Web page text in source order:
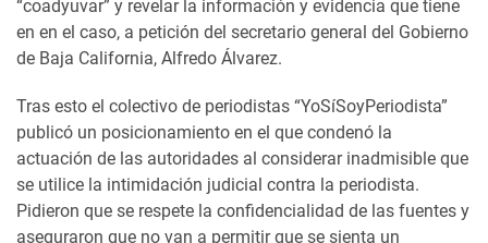
“coadyuvar” y revelar la información y evidencia que tiene
en en el caso, a petición del secretario general del Gobierno
de Baja California, Alfredo Álvarez.
Tras esto el colectivo de periodistas “YoSíSoyPeriodista”
publicó un posicionamiento en el que condenó la
actuación de las autoridades al considerar inadmisible que
se utilice la intimidación judicial contra la periodista.
Pidieron que se respete la confidencialidad de las fuentes y
aseguraron que no van a permitir que se sienta un